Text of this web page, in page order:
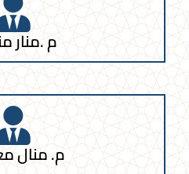
م .منار
م. منال